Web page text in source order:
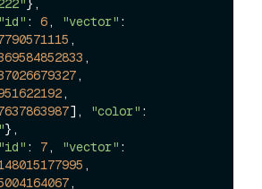
},
"id" : 6, "vector" :
,
,
,
,
], "color"
},
"id" : 7, "vector" :
,